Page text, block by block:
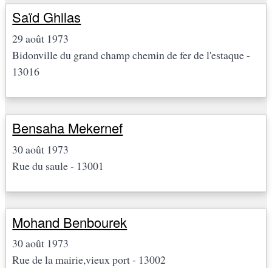
Saïd Ghilas
29 août 1973
Bidonville du grand champ chemin de fer de l'estaque -
13016
Bensaha Mekernef
30 août 1973
Rue du saule - 13001
Mohand Benbourek
30 août 1973
Rue de la mairie,vieux port - 13002